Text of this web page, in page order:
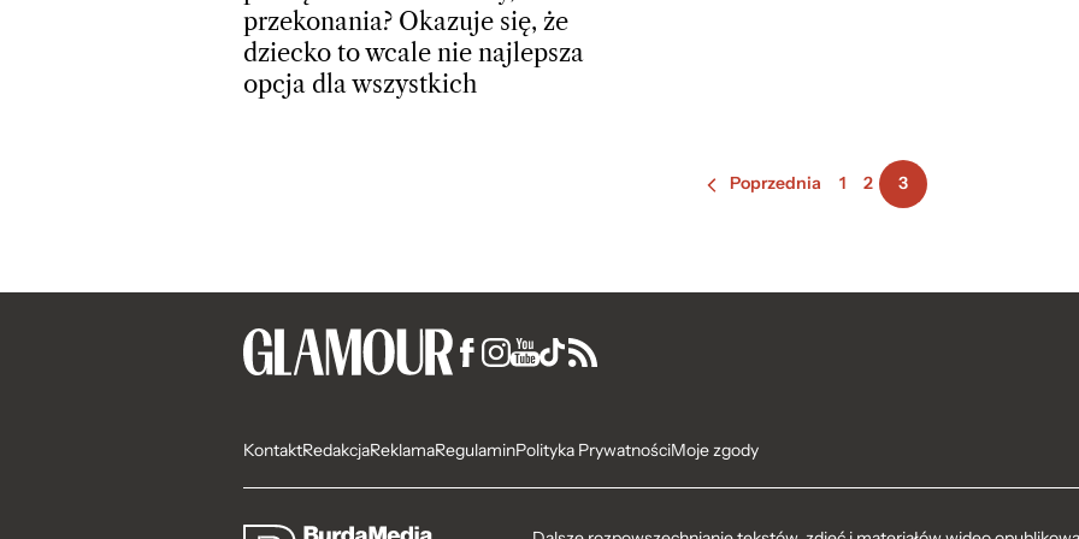
przekonania? Okazuje się, że
dziecko to wcale nie najlepsza
opcja dla wszystkich
Poprzednia 1 2 3
KontaktRedakcjaReklamaRegulaminPolityka PrywatnościMoje zgody